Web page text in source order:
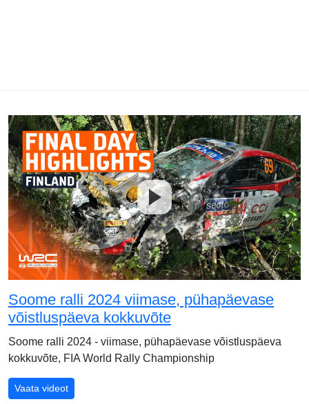
Soome ralli 2024 viimase, pühapäevase
võistluspäeva kokkuvõte
Soome ralli 2024 - viimase, pühapäevase võistluspäeva
kokkuvõte, FIA World Rally Championship
Vaata videotSoome ralli 2024 viimase, pühapäevase võistluspäeva